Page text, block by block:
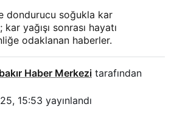
dondurucu soğukla kar
yağışı sonrası hayatı
odaklanan haberler.
Haber Merkezi tarafından
15:53 yayınlandı